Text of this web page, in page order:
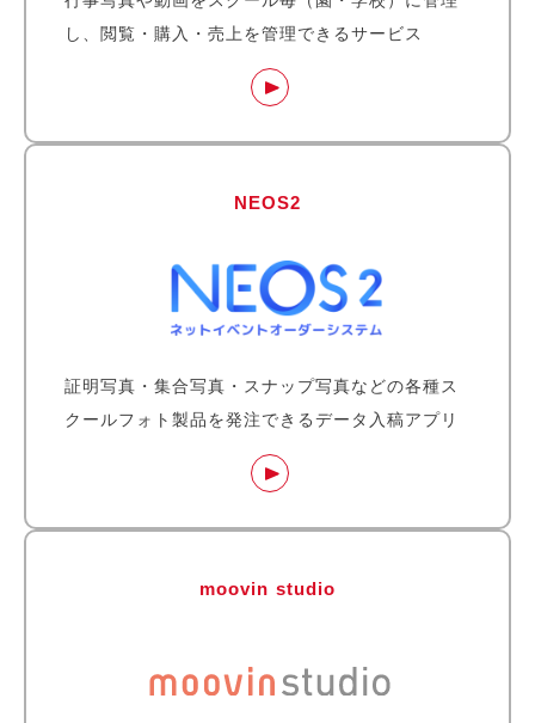
し、閲覧・購入・売上を管理できるサービス
NEOS2
証明写真・集合写真・スナップ写真などの各種ス
クールフォト製品を発注できるデータ入稿アプリ
moovin studio